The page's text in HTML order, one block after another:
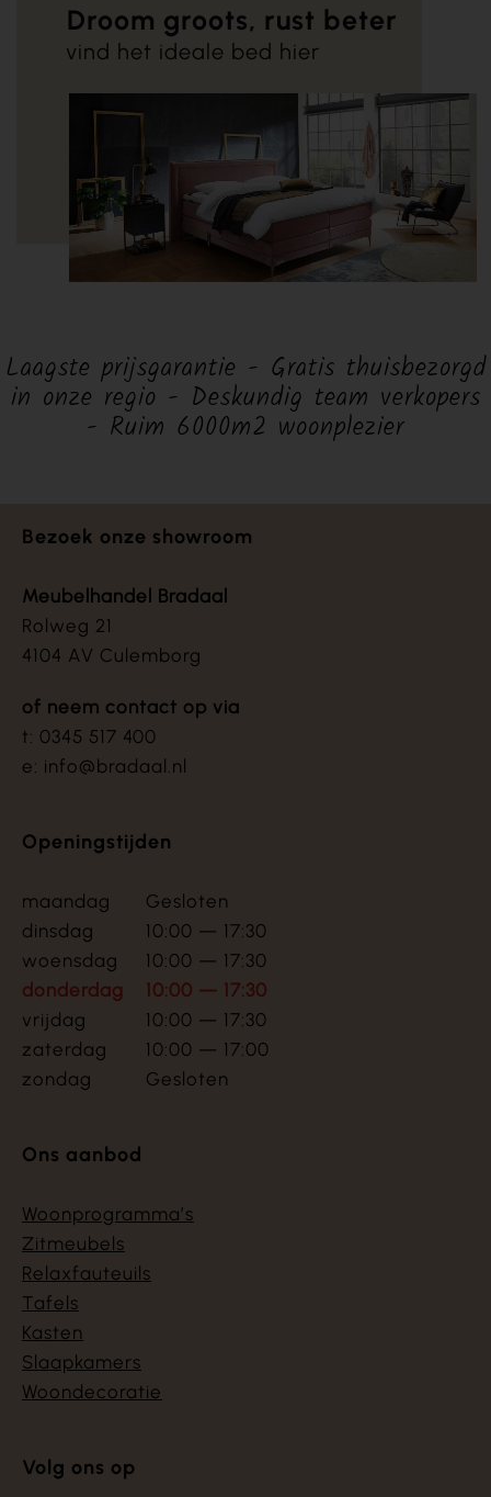
Droom groots, rust beter
vind het ideale bed hier
Laagste prijsgarantie - Gratis thuisbezorgd
in onze regio - Deskundig team verkopers
- Ruim 6000m2 woonplezier
Bezoek onze showroom
Meubelhandel Bradaal
Rolweg 21
4104 AV Culemborg
of neem contact op via
t: 0345 517 400
e: info@bradaal.nl
Openingstijden
maandag
Gesloten
dinsdag
10:00 — 17:30
woensdag
10:00 — 17:30
donderdag
10:00 — 17:30
vrijdag
10:00 — 17:30
zaterdag
10:00 — 17:00
zondag
Gesloten
Ons aanbod
Woonprogramma’s
Zitmeubels
Relaxfauteuils
Tafels
Kasten
Slaapkamers
Woondecoratie
Volg ons op